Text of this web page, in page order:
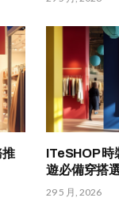
推
ITeSHOP
遊必備穿搭
29 5 月, 2026